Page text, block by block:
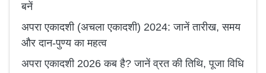
बनें
अपरा एकादशी (अचला एकादशी) 2024: जानें तारीख, समय
और दान-पुण्य का महत्व
अपरा एकादशी 2026 कब है? जानें व्रत की तिथि, पूजा विधि